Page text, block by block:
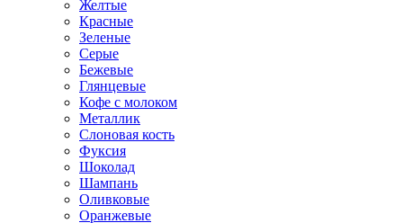
Желтые
Красные
Зеленые
Серые
Бежевые
Глянцевые
Кофе с молоком
Металлик
Слоновая кость
Фуксия
Шоколад
Шампань
Оливковые
Оранжевые